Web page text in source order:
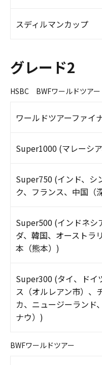
スディルマンカップ
グレード2
HSBC BWFワールドツアー
ワールドツアーファイ
Super1000 (マレーシ
Super750 (インド、シ
ク、フランス、中国（
Super500 (インドネシ
ダ、韓国、オーストラ
本（熊本）)
Super300 (タイ、ドイ
ス（オルレアン市）、
カ、ニュージーランド
ナウ）)
BWFワールドツアー